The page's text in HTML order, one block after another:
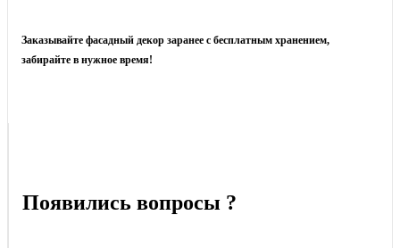
Заказывайте фасадный декор заранее с бесплатным хранением,
забирайте в нужное время!
Появились вопросы ?